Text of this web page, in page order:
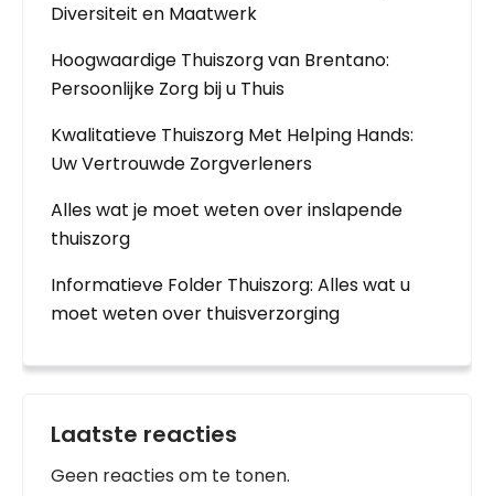
Diversiteit en Maatwerk
Hoogwaardige Thuiszorg van Brentano:
Persoonlijke Zorg bij u Thuis
Kwalitatieve Thuiszorg Met Helping Hands:
Uw Vertrouwde Zorgverleners
Alles wat je moet weten over inslapende
thuiszorg
Informatieve Folder Thuiszorg: Alles wat u
moet weten over thuisverzorging
Laatste reacties
Geen reacties om te tonen.